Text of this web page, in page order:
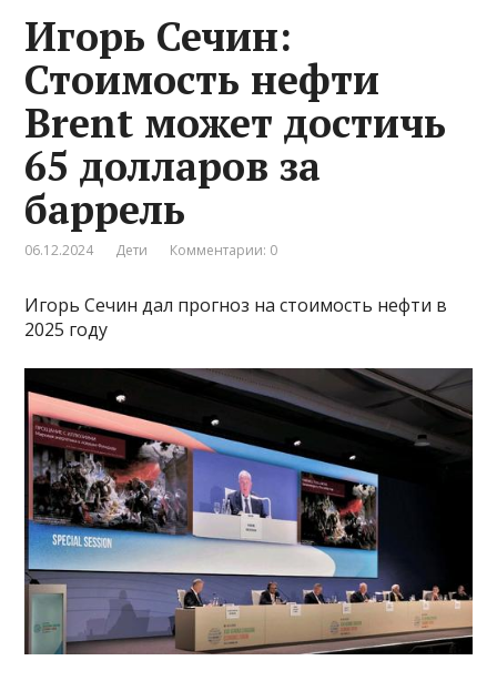
Игорь Сечин:
Стоимость нефти
Brent может достичь
65 долларов за
баррель
06.12.2024 Дети Комментарии: 0
Игорь Сечин дал прогноз на стоимость нефти в
2025 году